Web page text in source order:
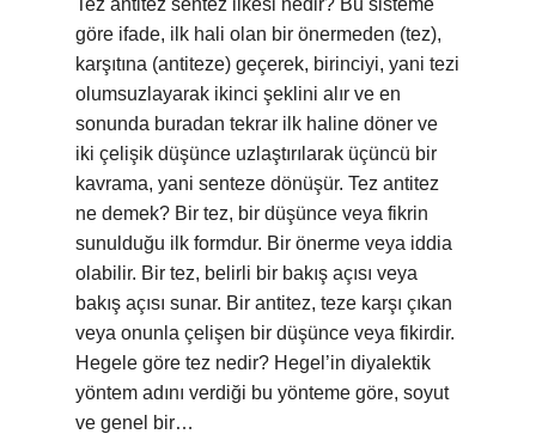
Tez antitez sentez ilkesi nedir? Bu sisteme
göre ifade, ilk hali olan bir önermeden (tez),
karşıtına (antiteze) geçerek, birinciyi, yani tezi
olumsuzlayarak ikinci şeklini alır ve en
sonunda buradan tekrar ilk haline döner ve
iki çelişik düşünce uzlaştırılarak üçüncü bir
kavrama, yani senteze dönüşür. Tez antitez
ne demek? Bir tez, bir düşünce veya fikrin
sunulduğu ilk formdur. Bir önerme veya iddia
olabilir. Bir tez, belirli bir bakış açısı veya
bakış açısı sunar. Bir antitez, teze karşı çıkan
veya onunla çelişen bir düşünce veya fikirdir.
Hegele göre tez nedir? Hegel’in diyalektik
yöntem adını verdiği bu yönteme göre, soyut
ve genel bir…